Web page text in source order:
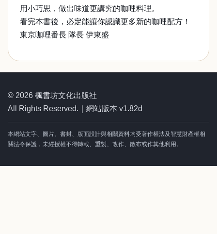
用小巧思，做出味道更講究的咖哩料理。
看完本書後，必定能讓你認識更多新的咖哩配方！
東京咖哩番長 隊長 伊東盛
© 2026 楓書坊文化出版社
All Rights Reserved.｜網站版本 v1.82d
本網站文字、圖片、書封、版面設計與相關資料均受著作權法及智慧財產權相
關法令保護，未經授權不得轉載、重製、改作、散布或作其他利用。